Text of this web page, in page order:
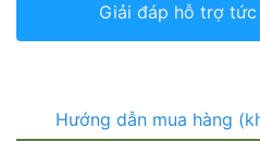
Giải đáp hỗ trợ
Hướng dẫn mua hàng